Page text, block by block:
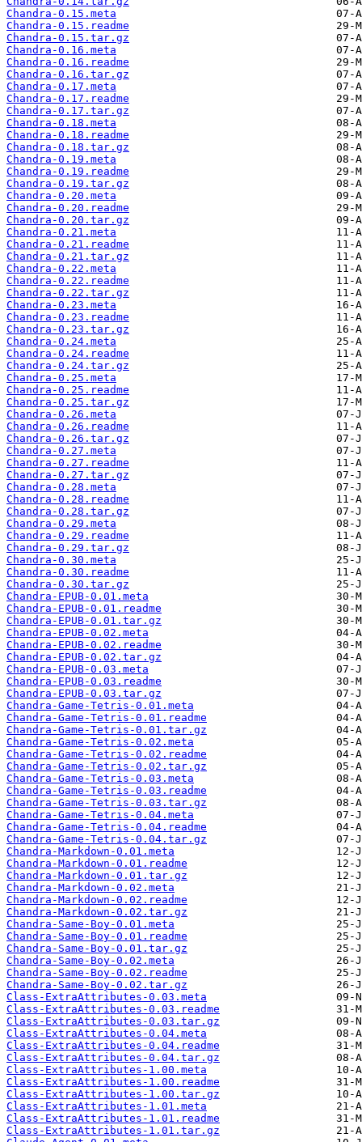
Chandra-0.15.meta
Chandra-0.15.readme
Chandra-0.15.tar.gz
Chandra-0.16.meta
Chandra-0.16.readme
Chandra-0.16.tar.gz
Chandra-0.17.meta
Chandra-0.17.readme
Chandra-0.17.tar.gz
Chandra-0.18.meta
Chandra-0.18.readme
Chandra-0.18.tar.gz
Chandra-0.19.meta
Chandra-0.19.readme
Chandra-0.19.tar.gz
Chandra-0.20.meta
Chandra-0.20.readme
Chandra-0.20.tar.gz
Chandra-0.21.meta
Chandra-0.21.readme
Chandra-0.21.tar.gz
Chandra-0.22.meta
Chandra-0.22.readme
Chandra-0.22.tar.gz
Chandra-0.23.meta
Chandra-0.23.readme
Chandra-0.23.tar.gz
Chandra-0.24.meta
Chandra-0.24.readme
Chandra-0.24.tar.gz
Chandra-0.25.meta
Chandra-0.25.readme
Chandra-0.25.tar.gz
Chandra-0.26.meta
Chandra-0.26.readme
Chandra-0.26.tar.gz
Chandra-0.27.meta
Chandra-0.27.readme
Chandra-0.27.tar.gz
Chandra-0.28.meta
Chandra-0.28.readme
Chandra-0.28.tar.gz
Chandra-0.29.meta
Chandra-0.29.readme
Chandra-0.29.tar.gz
Chandra-0.30.meta
Chandra-0.30.readme
Chandra-0.30.tar.gz
Chandra-EPUB-0.01.meta
Chandra-EPUB-0.01.readme
Chandra-EPUB-0.01.tar.gz
Chandra-EPUB-0.02.meta
Chandra-EPUB-0.02.readme
Chandra-EPUB-0.02.tar.gz
Chandra-EPUB-0.03.meta
Chandra-EPUB-0.03.readme
Chandra-EPUB-0.03.tar.gz
Chandra-Game-Tetris-0.01.meta
Chandra-Game-Tetris-0.01.readme
Chandra-Game-Tetris-0.01.tar.gz
Chandra-Game-Tetris-0.02.meta
Chandra-Game-Tetris-0.02.readme
Chandra-Game-Tetris-0.02.tar.gz
Chandra-Game-Tetris-0.03.meta
Chandra-Game-Tetris-0.03.readme
Chandra-Game-Tetris-0.03.tar.gz
Chandra-Game-Tetris-0.04.meta
Chandra-Game-Tetris-0.04.readme
Chandra-Game-Tetris-0.04.tar.gz
Chandra-Markdown-0.01.meta
Chandra-Markdown-0.01.readme
Chandra-Markdown-0.01.tar.gz
Chandra-Markdown-0.02.meta
Chandra-Markdown-0.02.readme
Chandra-Markdown-0.02.tar.gz
Chandra-Same-Boy-0.01.meta
Chandra-Same-Boy-0.01.readme
Chandra-Same-Boy-0.01.tar.gz
Chandra-Same-Boy-0.02.meta
Chandra-Same-Boy-0.02.readme
Chandra-Same-Boy-0.02.tar.gz
Class-ExtraAttributes-0.03.meta
Class-ExtraAttributes-0.03.readme
Class-ExtraAttributes-0.03.tar.gz
Class-ExtraAttributes-0.04.meta
Class-ExtraAttributes-0.04.readme
Class-ExtraAttributes-0.04.tar.gz
Class-ExtraAttributes-1.00.meta
Class-ExtraAttributes-1.00.readme
Class-ExtraAttributes-1.00.tar.gz
Class-ExtraAttributes-1.01.meta
Class-ExtraAttributes-1.01.readme
Class-ExtraAttributes-1.01.tar.gz